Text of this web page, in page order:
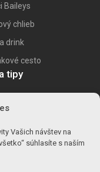
Vašich návštev na
súhlasíte s naším
Baileys
chlieb
drink
cesto
tipy